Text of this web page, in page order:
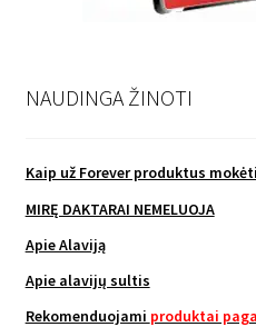
NAUDINGA ŽINOTI
Kaip už Forever produktus mokėti
MIRĘ DAKTARAI NEMELUOJA
Apie Alaviją
Apie alavijų sultis
Rekomenduojami produktai